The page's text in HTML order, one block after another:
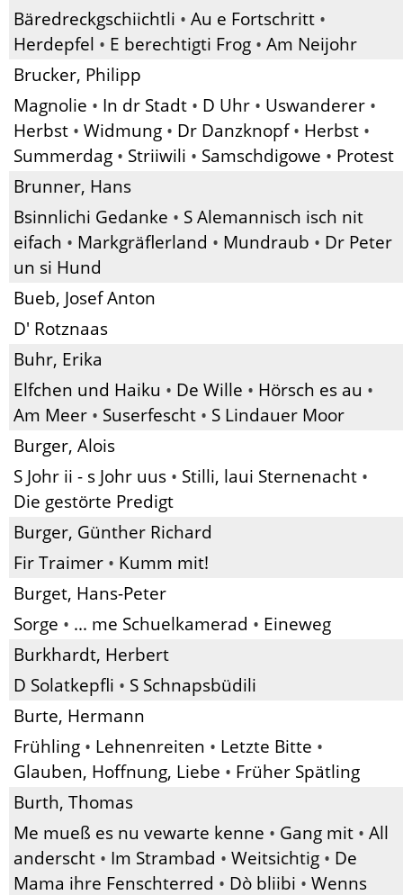
Bäredreckgschiichtli • Au e Fortschritt •
Herdepfel • E berechtigti Frog • Am Neijohr
Brucker, Philipp
Magnolie • In dr Stadt • D Uhr • Uswanderer •
Herbst • Widmung • Dr Danzknopf• Herbst •
Summerdag • Striiwili • Samschdigowe • Protest
Brunner, Hans
Bsinnlichi Gedanke • S Alemannisch isch nit
eifach • Markgräflerland • Mundraub • Dr Peter
un si Hund
Bueb, Josef Anton
D' Rotznaas
Buhr, Erika
Elfchen und Haiku • De Wille • Hörsch es au •
Am Meer • Suserfescht • S Lindauer Moor
Burger, Alois
S Johr ii - s Johr uus • Stilli, laui Sternenacht •
Die gestörte Predigt
Burger, Günther Richard
Fir Traimer • Kumm mit!
Burget, Hans-Peter
Sorge • ... me Schuelkamerad • Eineweg
Burkhardt, Herbert
D Solatkepfli • S Schnapsbüdili
Burte, Hermann
Frühling • Lehnenreiten • Letzte Bitte •
Glauben, Hoffnung, Liebe • Früher Spätling
Burth, Thomas
Me mueß es nu vewarte kenne • Gang mit • All
anderscht • Im Strambad • Weitsichtig • De
Mama ihre Fenschterred • Dò bliibi • Wenns